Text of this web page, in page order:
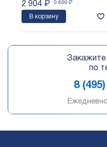
3 630 ₽
2 904 ₽
В корзину
Закажите
по
8